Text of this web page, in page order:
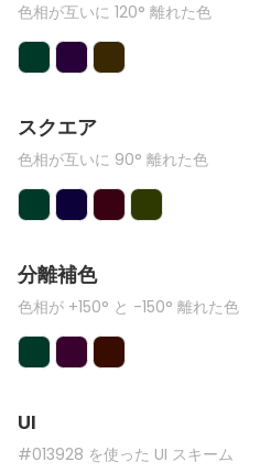
色相が互いに 120° 離れた色
スクエア
色相が互いに 90° 離れた色
分離補色
色相が +150° と -150° 離れた色
UI
#013928 を使った UI スキーム